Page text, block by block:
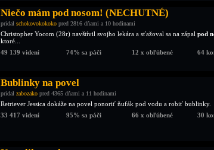
Niečo mám pod nosom! (NECHUTNÉ)
pridal schokovokokoko pred 2816 dňami a 10 hodinami
Christopher Yocom (28r) navštívil svojho lekára a sťažoval sa na zápal pod
ktoré...
49 139 videní
74% sa páči 12 x obľúbené 64
Bublinky na povel
pridal zabozako pred 4365 dňami a 11 hodinami
Retriever Jessica dokáže na povel ponoriť ňufák pod vodu a robiť bublinky.
33 417 videní
95% sa páči 66 x obľúbené 30